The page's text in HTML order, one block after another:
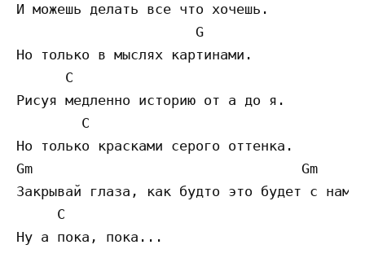
И можешь делать все что хочешь.
                      G
Но только в мыслях картинами.
      C
Рисуя медленно историю от а до я.
        C
Но только красками серого оттенка.
Gm                                 Gm
Закрывай глаза, как будто это будет с нами
     C
Ну а пока, пока...